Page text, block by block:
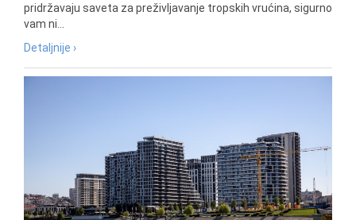
pridržavaju saveta za preživljavanje tropskih vrućina, sigurno
vam ni...
Detaljnije ›